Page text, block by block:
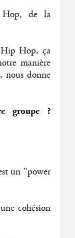
de la
Hip Hop, ça
manière
nous donne
groupe ?
un "power
cohésion